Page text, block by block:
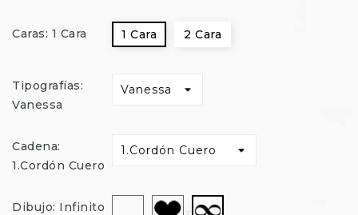
Caras: 1 Cara 1 Cara 2 Cara
Tipografías:
Vanessa
Cadena:
1.Cordón Cuero
Dibujo: Infinito
Sin
Corazón